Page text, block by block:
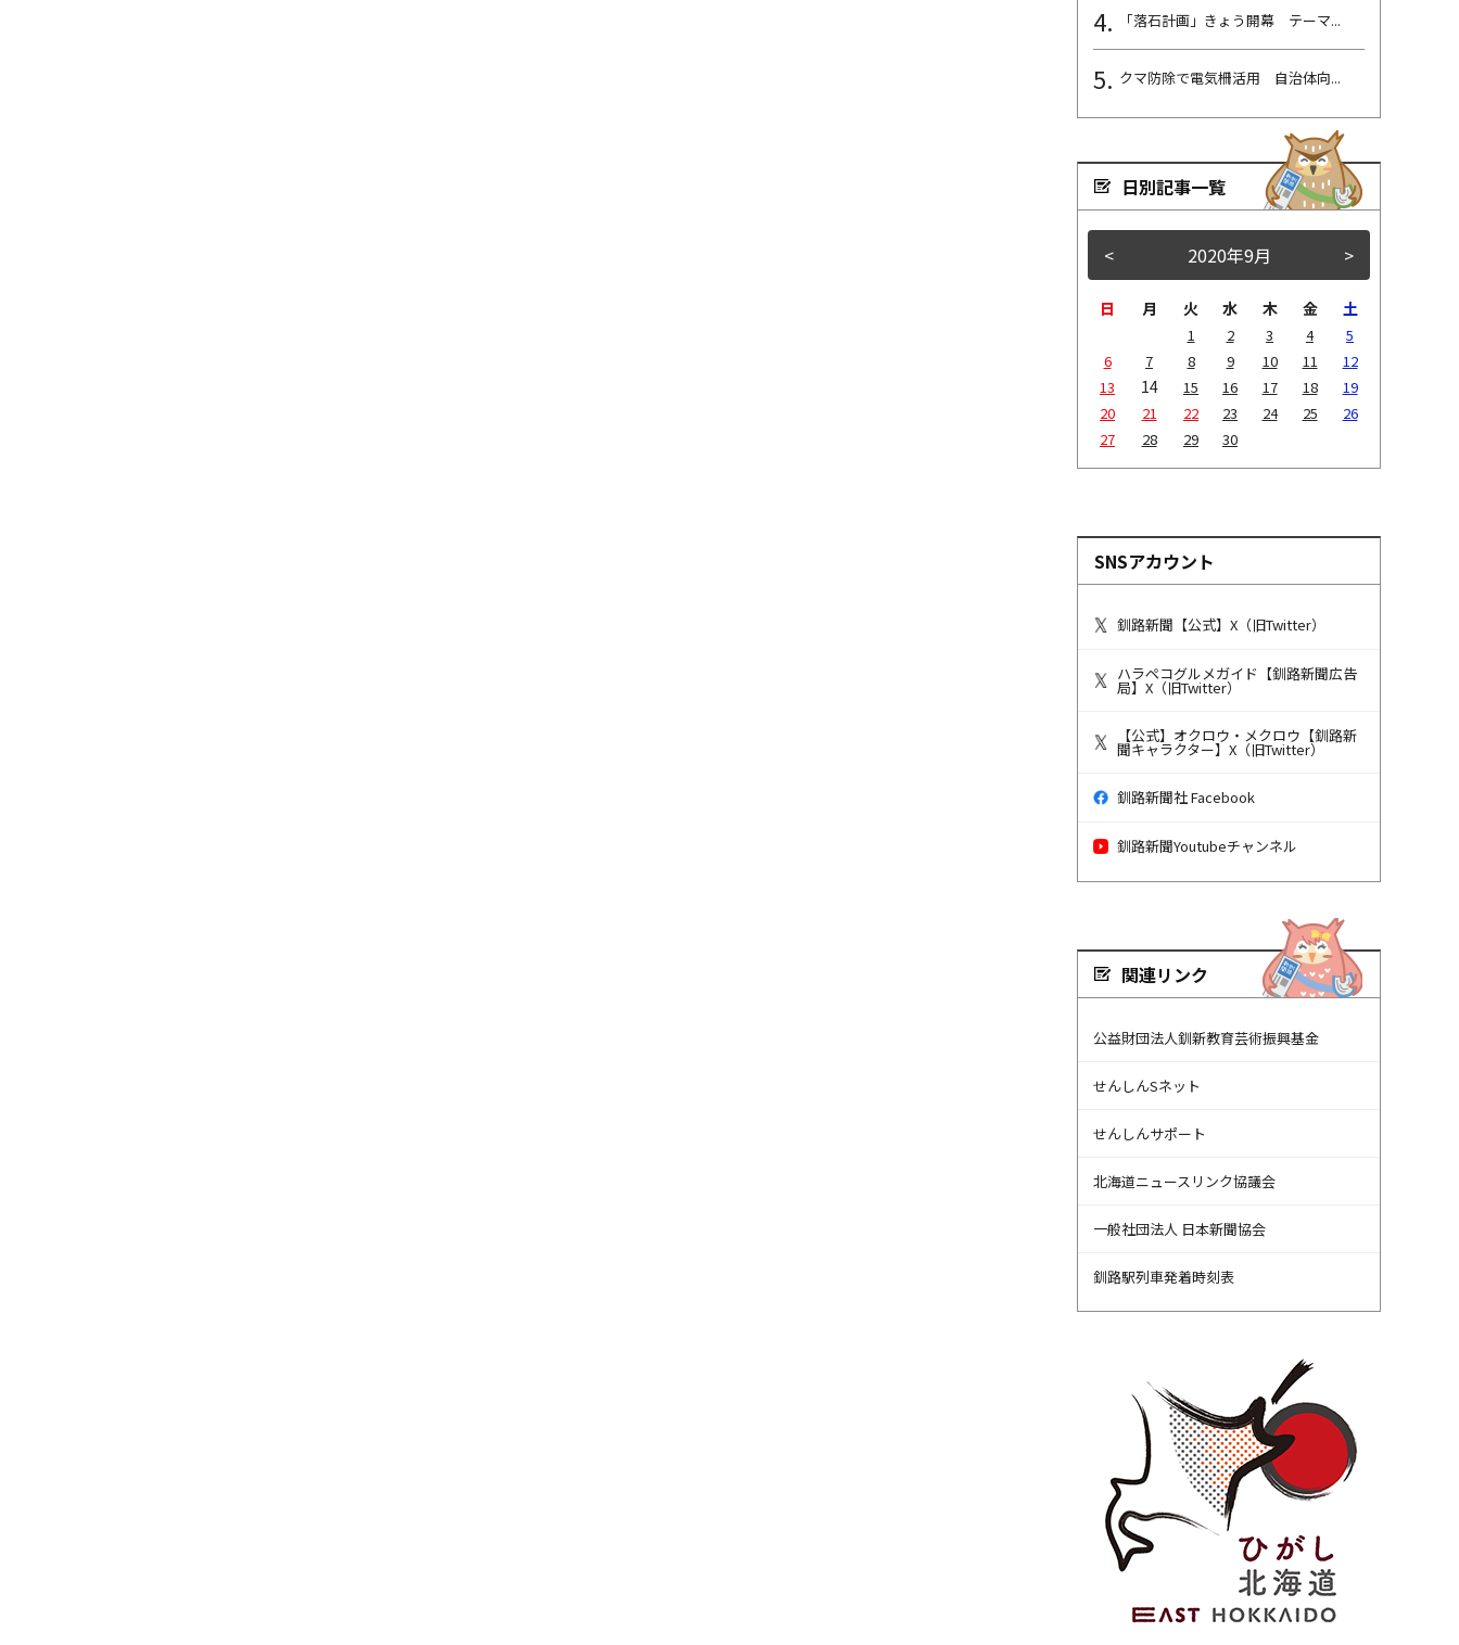
「落石計画」きょう開幕 テーマ...
クマ防除で電気柵活用 自治体向...
日別記事一覧
< >
2020年9月
日 月 火 水 木 金 土
1 2 3 4
5
6
7 8 9 10 11
12
13
14 15 16 17 18
19
20
21 22 23 24 25
26
27
28 29 30
SNSアカウント
釧路新聞【公式】X（旧Twitter）
ハラペコグルメガイド【釧路新聞広告
局】X（旧Twitter）
【公式】オクロウ・メクロウ【釧路新
聞キャラクター】X（旧Twitter）
釧路新聞社 Facebook
釧路新聞Youtubeチャンネル
関連リンク
公益財団法人釧新教育芸術振興基金
せんしんSネット
せんしんサポート
北海道ニュースリンク協議会
一般社団法人 日本新聞協会
釧路駅列車発着時刻表